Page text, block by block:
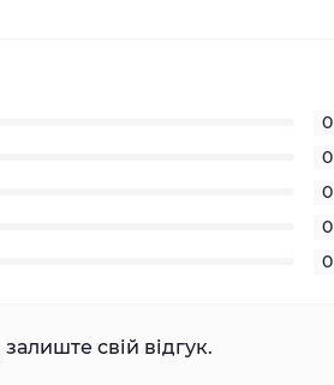
0
0
0
0
0
свій відгук.